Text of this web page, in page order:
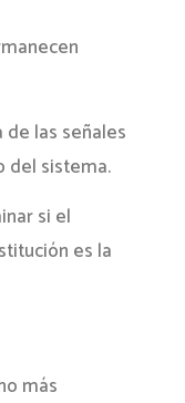
las señales
del sistema.
si el
es la
más